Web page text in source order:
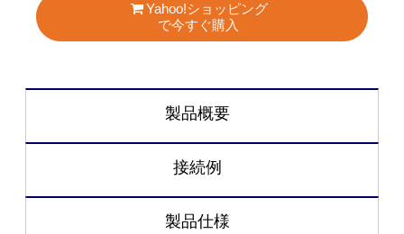
Yahoo!ショッピング
で今すぐ購入
製品概要
接続例
製品仕様